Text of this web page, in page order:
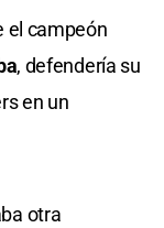
el campeón
, defendería su
en un
otra